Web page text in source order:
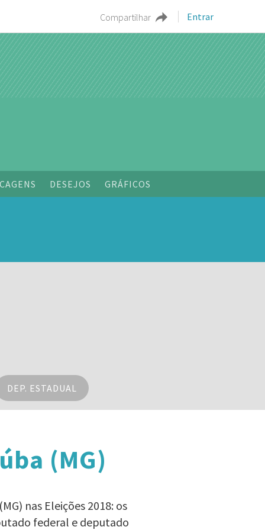
Compartilhar Entrar
DESEJOS GRÁFICOS
DEP. ESTADUAL
(MG)
nas Eleições 2018: os
federal e deputado